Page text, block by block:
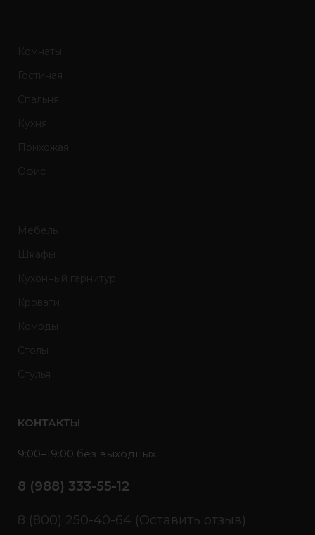
Комнаты
Гостиная
Спальня
Кухня
Прихожая
Офис
Мебель
Шкафы
Кухонный гарнитур
Кровати
Комоды
Столы
Стулья
КОНТАКТЫ
9:00–19:00 без выходных.
8 (988) 333-55-12
8 (800) 250-40-64 (Оставить отзыв)